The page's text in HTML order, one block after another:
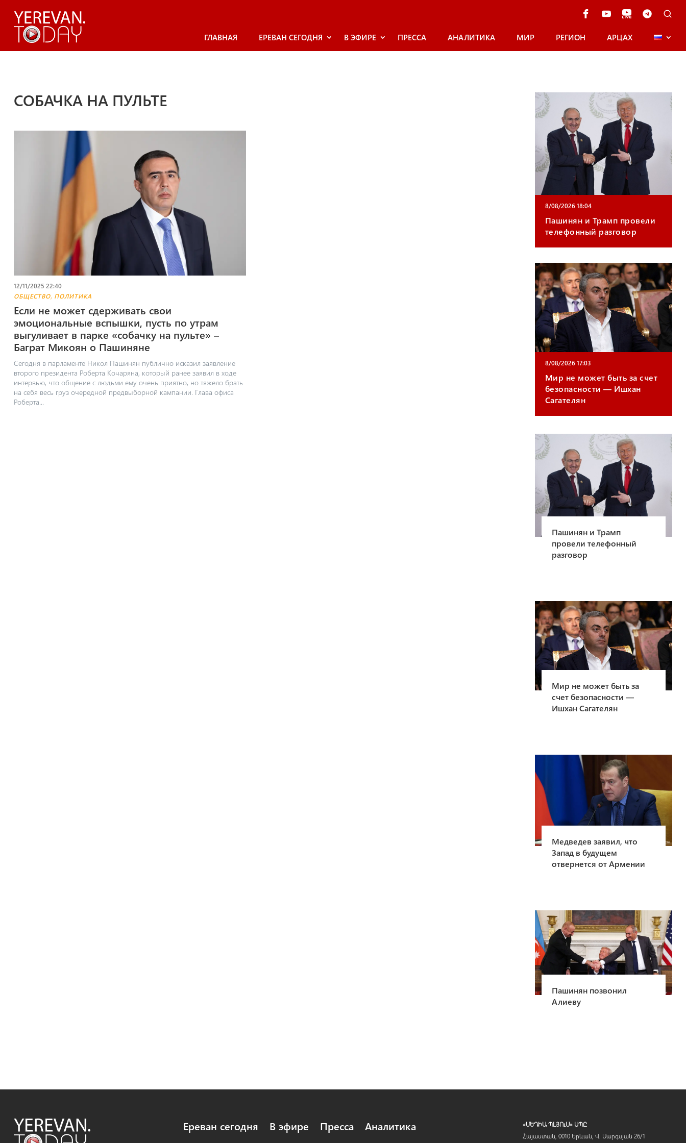
ГЛАВНАЯ ЕРЕВАН СЕГОДНЯ В ЭФИРЕ ПРЕССА АНАЛИТИКА МИР РЕГИОН АРЦАХ
СОБАЧКА НА ПУЛЬТЕ
12/11/2025 22:40
ОБЩЕСТВО, ПОЛИТИКА
Если не может сдерживать свои
эмоциональные вспышки, пусть по утрам
выгуливает в парке «собачку на пульте» –
Баграт Микоян о Пашиняне
Сегодня в парламенте Никол Пашинян публично исказил заявление
второго президента Роберта Кочаряна, который ранее заявил в ходе
интервью, что общение с людьми ему очень приятно, но тяжело брать
на себя весь груз очередной предвыборной кампании. ​Глава офиса
Роберта...
8/08/2026 18:04
Пашинян и Трамп провели
телефонный разговор
8/08/2026 17:03
Мир не может быть за счет
безопасности — Ишхан
Сагателян
Пашинян и Трамп
провели телефонный
разговор
Мир не может быть за
счет безопасности —
Ишхан Сагателян
Медведев заявил, что
Запад в будущем
отвернется от Армении
Пашинян позвонил
Алиеву
Ереван сегодня В эфире Пресса Аналитика
«ՄԵԴԻԱ ՊԼՅՈւՍ» ՍՊԸ
Հայաստան, 0010 Երևան, Վ. Սարգսյան 26/1